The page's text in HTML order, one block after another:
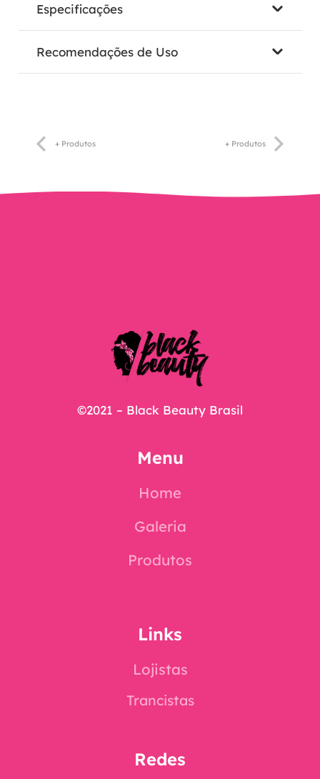
Especificações
Recomendações de Uso
+ Produtos + Produtos
©2021 – Black Beauty Brasil
Menu
Home
Galeria
Produtos
Links
Lojistas
Trancistas
Redes